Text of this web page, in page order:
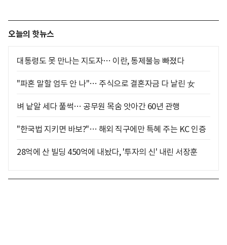
오늘의 핫뉴스
대통령도 못 만나는 지도자… 이란, 통제불능 빠졌다
"파혼 말할 엄두 안 나"… 주식으로 결혼자금 다 날린 女
벼 낱알 세다 풀썩… 공무원 목숨 앗아간 60년 관행
"한국법 지키면 바보?"… 해외 직구에만 특혜 주는 KC 인증
28억에 산 빌딩 450억에 내놨다, '투자의 신' 내린 서장훈